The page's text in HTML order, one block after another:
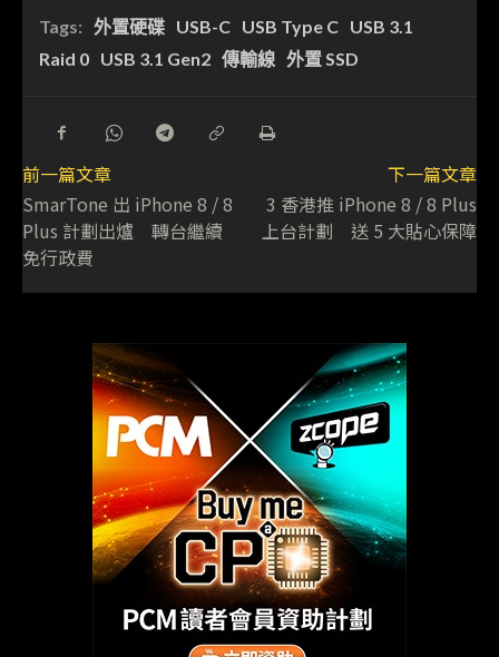
Tags: 外置硬碟 USB-C USB Type C USB 3.1
Raid 0 USB 3.1 Gen2 傳輸線 外置 SSD
前一篇文章
SmarTone 出 iPhone 8 / 8
Plus 計劃出爐 轉台繼續
免行政費
下一篇文章
3 香港推 iPhone 8 / 8 Plus
上台計劃 送 5 大貼心保障